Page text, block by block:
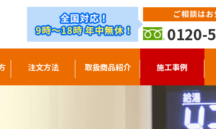
ご相談は
0120-
注文方法 取扱商品紹介 施工事例